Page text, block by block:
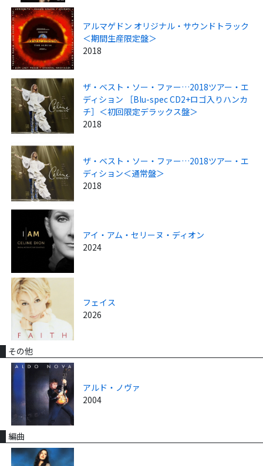
アルマゲドン オリジナル・サウンドトラック
＜期間生産限定盤＞
2018
ザ・ベスト・ソー・ファー…2018ツアー・エ
ディション ［Blu-spec CD2+ロゴ入りハンカ
チ］＜初回限定デラックス盤＞
2018
ザ・ベスト・ソー・ファー…2018ツアー・エ
ディション＜通常盤＞
2018
アイ・アム・セリーヌ・ディオン
2024
フェイス
2026
その他
アルド・ノヴァ
2004
編曲